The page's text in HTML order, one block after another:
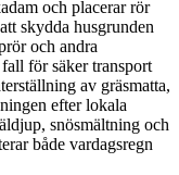
och placerar rör
skydda husgrunden
och andra
för säker transport
av gräsmatta,
efter lokala
snösmältning och
både vardagsregn